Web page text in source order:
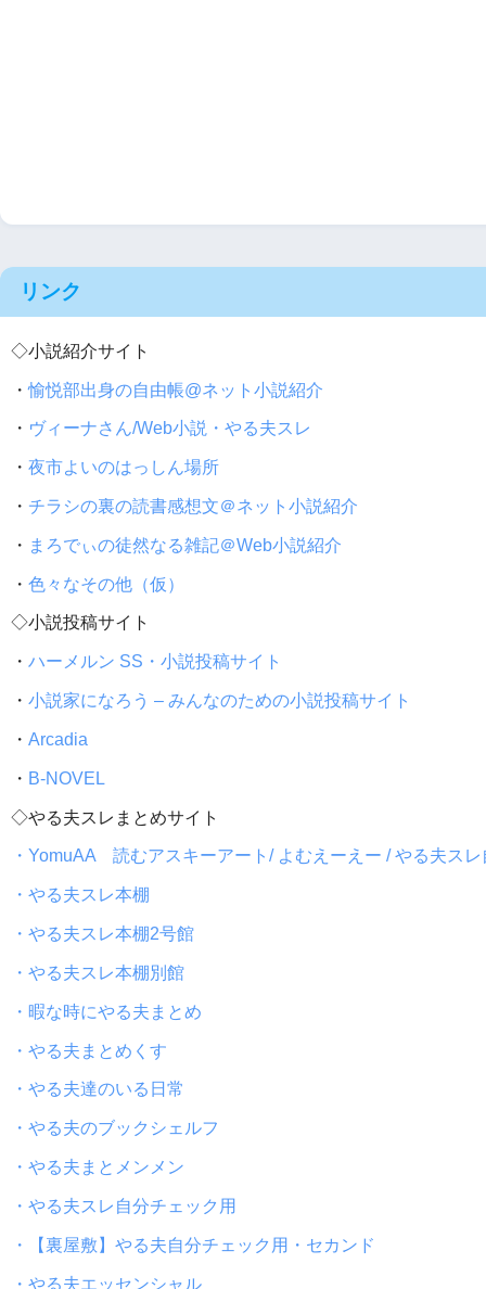
リンク
◇小説紹介サイト
・愉悦部出身の自由帳@ネット小説紹介
・ ヴィーナさん/Web小説・やる夫スレ
・ 夜市よいのはっしん場所
・ チラシの裏の読書感想文＠ネット小説紹介
・ まろでぃの徒然なる雑記＠Web小説紹介
・ 色々なその他（仮）
◇小説投稿サイト
・ ハーメルン SS・小説投稿サイト
・ 小説家になろう – みんなのための小説投稿サイト
・ Arcadia
・ B-NOVEL
◇やる夫スレまとめサイト
・YomuAA 読むアスキーアート/ よむえーえー / やる夫ス
・やる夫スレ本棚
・やる夫スレ本棚2号館
・やる夫スレ本棚別館
・暇な時にやる夫まとめ
・やる夫まとめくす
・やる夫達のいる日常
・やる夫のブックシェルフ
・やる夫まとメンメン
・やる夫スレ自分チェック用
・【裏屋敷】やる夫自分チェック用・セカンド
・やる夫エッセンシャル